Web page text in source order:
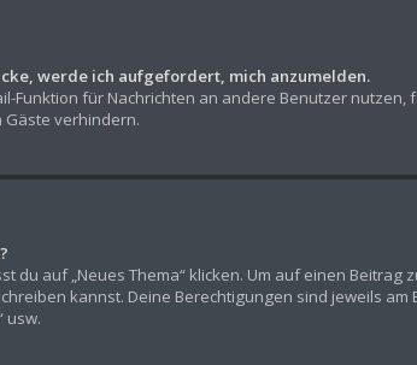
werde ich aufgefordert, mich anzumelden.
Funktion für Nachrichten an andere Benutzer
Gäste verhindern.
du auf „Neues Thema“ klicken. Um auf einen
kannst. Deine Berechtigungen sind jeweils
usw.